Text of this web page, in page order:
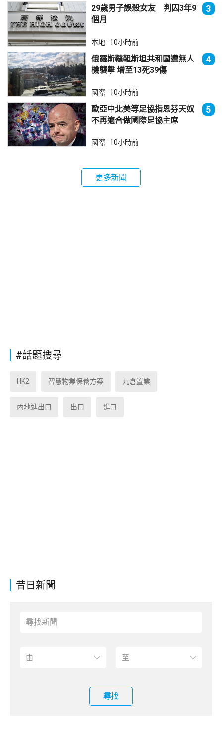
昔日新聞
尋找
29歲男子誤殺女友 判囚3年9
個月
3
本地 10小時前
俄羅斯韃靼斯坦共和國遭無人
機襲擊 增至13死39傷
4
國際 10小時前
歐亞中北美等足協指恩芬天奴
不再適合做國際足協主席
5
國際 10小時前
更多新聞
#話題搜尋
HK2 智慧物業保養方案 九倉置業
內地進出口 出口 進口